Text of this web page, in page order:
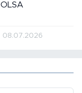
08.07.2026